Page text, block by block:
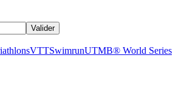
Valider
VTTSwimrunUTMB® World Series